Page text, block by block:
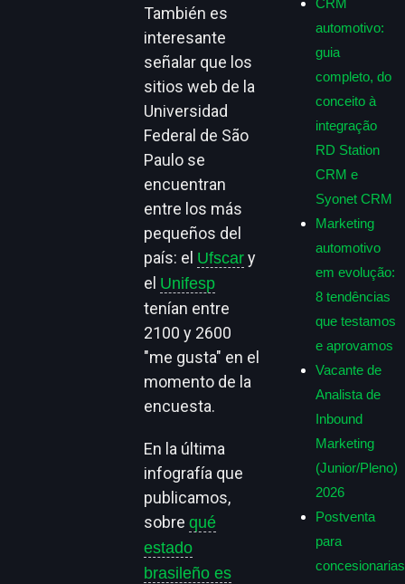
También es
interesante
señalar que los
sitios web de la
Universidad
Federal de São
Paulo se
encuentran
entre los más
pequeños del
país: el Ufscar y
el Unifesp
tenían entre
2100 y 2600
"me gusta" en el
momento de la
encuesta.
En la última
infografía que
publicamos,
sobrequé
estado
brasileño es
CRM
automotivo:
guia
completo, do
conceito à
integração
RD Station
CRM e
Syonet CRM
Marketing
automotivo
em evolução:
8 tendências
que testamos
e aprovamos
Vacante de
Analista de
Inbound
Marketing
(Junior/Pleno)
2026
Postventa
para